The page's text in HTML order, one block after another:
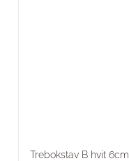
Trebokstav B hvit 6cm